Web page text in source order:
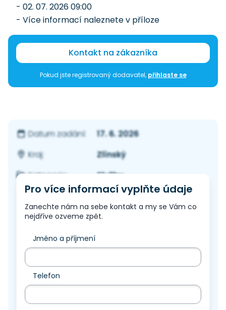
- 02. 07. 2026 09:00
- Více informací naleznete v příloze
Kontakt na zákazníka
Pokud jste registrovaný dodavatel, přihlaste se
Datum zadání:
17. 6. 2026
Kraj:
Zlínský
Kategorie:
Služby
Pro více informací vyplňte údaje
Zanechte nám na sebe kontakt a my se Vám co
nejdříve ozveme zpět.
Jméno a příjmení
Telefon